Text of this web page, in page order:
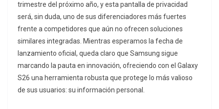
trimestre del próximo año, y esta pantalla de privacidad
será, sin duda, uno de sus diferenciadores más fuertes
frente a competidores que aún no ofrecen soluciones
similares integradas. Mientras esperamos la fecha de
lanzamiento oficial, queda claro que Samsung sigue
marcando la pauta en innovación, ofreciendo con el Galaxy
S26 una herramienta robusta que protege lo más valioso
de sus usuarios: su información personal.